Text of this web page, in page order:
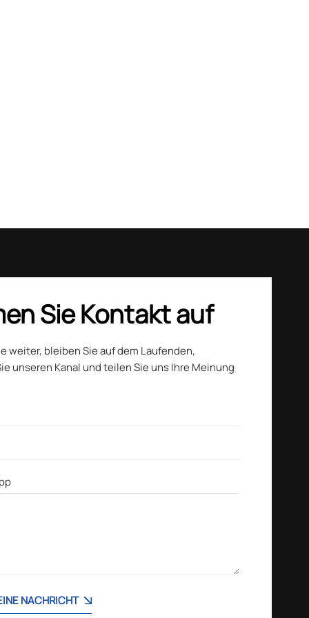
Sie Kontakt auf
weiter, bleiben Sie auf dem Laufenden,
unseren Kanal und teilen Sie uns Ihre Meinung
NACHRICHT